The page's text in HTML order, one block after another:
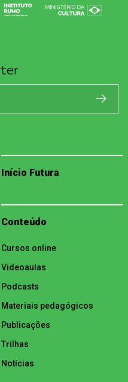
Início Futura
Conteúdo
Cursos online
Videoaulas
Podcasts
Materiais pedagógicos
Publicações
Trilhas
Notícias